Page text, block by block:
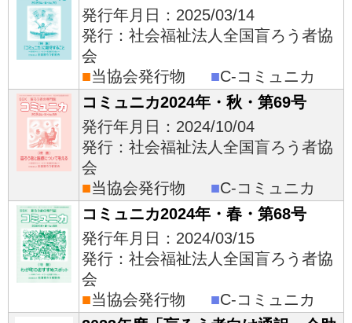
発行年月日：2025/03/14
発行：社会福祉法人全国盲ろう者協
会
■当協会発行物 ■C-コミュニカ
コミュニカ2024年・秋・第69号
発行年月日：2024/10/04
発行：社会福祉法人全国盲ろう者協
会
■当協会発行物 ■C-コミュニカ
コミュニカ2024年・春・第68号
発行年月日：2024/03/15
発行：社会福祉法人全国盲ろう者協
会
■当協会発行物 ■C-コミュニカ